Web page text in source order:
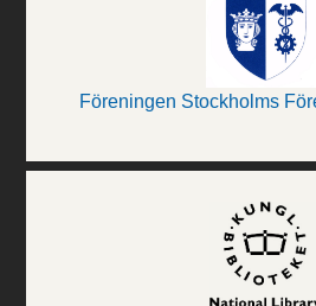
Föreningen Stockholms